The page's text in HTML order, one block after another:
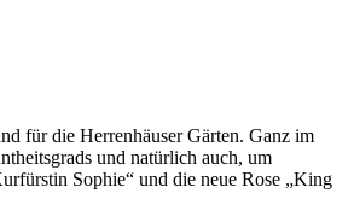
für die Herrenhäuser Gärten. Ganz im
und natürlich auch, um
Sophie“ und die neue Rose „King